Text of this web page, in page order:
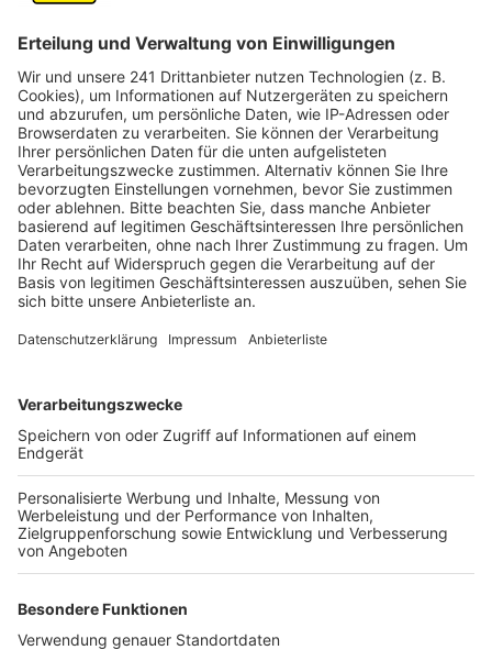
nun?“ ins Rathaus ein. Das Angebot richtet sich an
Oberstufenschüler, die sich mit ihren Möglichkeiten
nach dem Abitur beschäftigen.
Bei dem Abend zeigen Fachkräfte der Agentur für
Arbeit Brühl und der Studienberatung der TH Köln
verschiedene Wege nach dem Schulabschluss auf.
Dabei geht es sowohl um ein Studium als auch um den
direkten Berufseinstieg.
Auch Eltern sind zu dem Infoabend willkommen. Sie
bekommen Hinweise dazu, wie sie ihre Kinder beim
Übergang von der Schule in den nächsten
Der Eintritt ist frei. Eine Anmeldung ist aber bis
Dienstag (12.05.) erforderlich. Entweder über diesen
LINKoder per E-Mail an bildungsbuero@pulheim.de.
Anzeige
Anzeige